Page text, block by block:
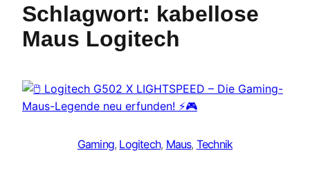
Schlagwort: kabellose
Maus Logitech
Gaming, Logitech, Maus, Technik